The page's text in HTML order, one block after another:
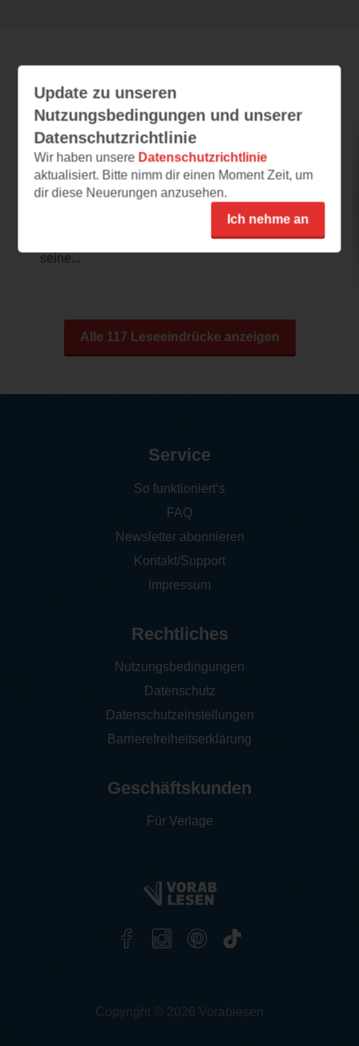
Die zweitgrößte Liebe
07.07.2026 – 08:41
Detailverliebt
Sofort ist man in der Geschichte um Michelle
drin - Henry, der nach Hause kommt und
seine...
Alle 117 Leseeindrücke anzeigen
Update zu unseren
Nutzungsbedingungen und unserer
Datenschutzrichtlinie
Wir haben unsere Datenschutzrichtlinie
aktualisiert. Bitte nimm dir einen Moment Zeit, um
dir diese Neuerungen anzusehen.
Ich nehme an
Service
So funktioniert‘s
FAQ
Newsletter abonnieren
Kontakt/Support
Impressum
Rechtliches
Nutzungsbedingungen
Datenschutz
Datenschutzeinstellungen
Barrierefreiheitserklärung
Geschäftskunden
Für Verlage
Copyright © 2026 Vorablesen